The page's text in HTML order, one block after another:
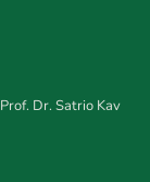
Dr. Satrio Kav